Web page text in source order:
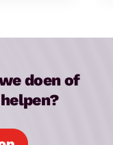
doen of